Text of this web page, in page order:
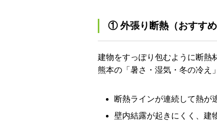
① 外張り断熱（おす
建物をすっぽり包むように断熱
熊本の「暑さ・湿気・冬の冷え
断熱ラインが連続して熱が
壁内結露が起きにくく、建